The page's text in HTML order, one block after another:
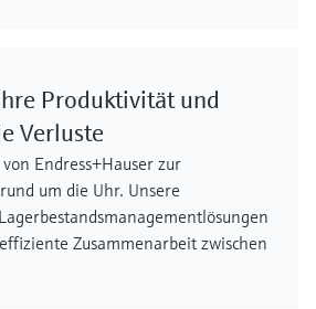
Produktivität und
Verluste
Endress+Hauser zur
um die Uhr. Unsere
Zusammenarbeit zwischen